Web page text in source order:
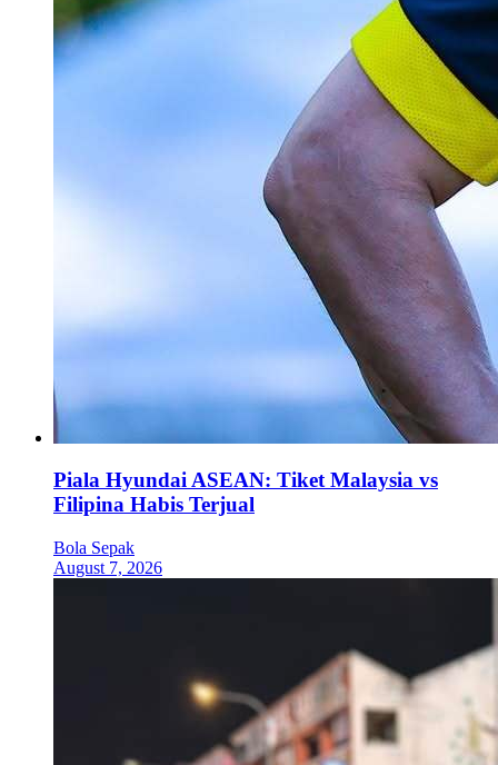
Piala Hyundai ASEAN: Tiket Malaysia vs
Filipina Habis Terjual
Bola Sepak
August 7, 2026